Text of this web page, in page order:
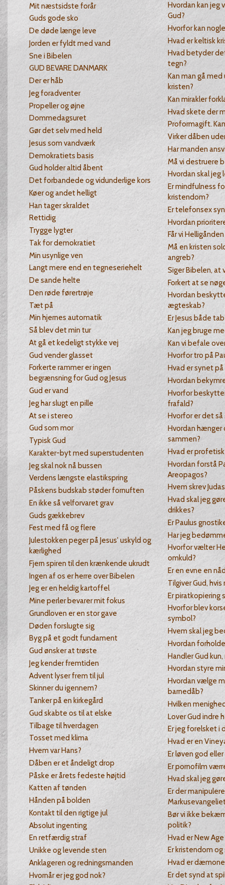
Mit næstsidste forår
Guds gode sko
De døde længe leve
Jorden er fyldt med vand
Sne i Bibelen
GUD BEVARE DANMARK
Der er håb
Jeg foradventer
Propeller og øjne
Dommedagsuret
Gør det selv med held
Jesus som vandværk
Demokratiets basis
Gud holder altid åbent
Det forbandede og vidunderlige kors
Køer og andet helligt
Han tager skraldet
Rettidig
Trygge lygter
Tak for demokratiet
Min usynlige ven
Langt mere end en tegneseriehelt
De sande helte
Den røde førertrøje
Tæt på
Min hjernes automatik
Så blev det min tur
At gå et kedeligt stykke vej
Gud vender glasset
Forkerte rammer er ingen
begrænsning for Gud og Jesus
Gud er vand
Jeg har slugt en pille
At se i stereo
Gud som mor
Typisk Gud
Karakter-byt med superstudenten
Jeg skal nok nå bussen
Verdens længste elastikspring
Påskens budskab støder fornuften
En ikke så velforvaret grav
Guds gækkebrev
Fest med få og flere
Julestokken peger på Jesus' uskyld og
kærlighed
Fjern spiren til den krænkende ukrudt
Ingen af os er herre over Bibelen
Jeg er en heldig kartoffel
Mine perler bevarer mit fokus
Grundloven er en stor gave
Døden forslugte sig
Byg på et godt fundament
Gud ønsker at trøste
Jeg kender fremtiden
Advent lyser frem til jul
Skinner du igennem?
Tanker på en kirkegård
Gud skabte os til at elske
Tilbage til hverdagen
Tosset med klima
Hvem var Hans?
Dåben er et åndeligt drop
Påske er årets fedeste højtid
Katten af tønden
Hånden på bolden
Kontakt til den rigtige jul
Absolut ingenting
En retfærdig straf
Unikke og levende sten
Anklageren og redningsmanden
Hvornår er jeg god nok?
Hvordan kan jeg
Gud?
Hvorfor kan
Hvad er keltisk
Hvad betyder
tegn?
Kan man gå med
kristen?
Kan mirakler
Hvad skete der
Proformagift.
Virker dåben
Har manden
Må vi destruere
Hvordan skal jeg
Er mindfulness
kristendom?
Er telefonsex
Hvordan
Får vi
Må en kristen
angreb?
Siger Bibelen, at
Forkert at se
Hvordan
ægteskab?
Er Jesus både
Kan jeg bruge
Kan vi befale
Hvorfor tro på
Hvad er synet
Hvordan
Hvorfor
frafald?
Hvorfor er det
Hvordan hænger
sammen?
Hvad er
Hvordan forstå
Areopagos?
Hvem skrev
Hvad skal jeg
drikkes?
Er Paulus
Har jeg
Hvorfor vælter
omkuld?
Er en evne en
Tilgiver Gud,
Er piratkopiering
Hvorfor blev
symbol?
Hvem skal jeg
Hvordan
Handler Gud kun,
Hvordan styre
Hvordan vælge
barnedåb?
Hvilken
Lover Gud indre
Er jeg forelsket i
Hvad er en
Er løven god
Er pornofilm
Hvad skal jeg
Er der
Bør vi ikke
politik?
Hvad er New Age
Er kristendom
Hvad er
Er det synd at